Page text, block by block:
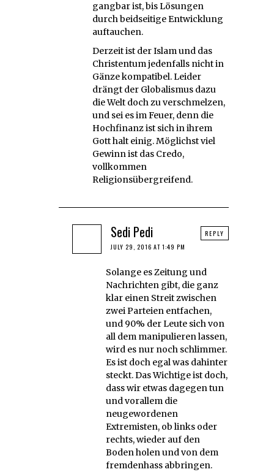
gangbar ist, bis Lösungen
durch beidseitige Entwicklung
auftauchen.
Derzeit ist der Islam und das
Christentum jedenfalls nicht in
Gänze kompatibel. Leider
drängt der Globalismus dazu
die Welt doch zu verschmelzen,
und sei es im Feuer, denn die
Hochfinanz ist sich in ihrem
Gott halt einig. Möglichst viel
Gewinn ist das Credo,
vollkommen
Religionsübergreifend.
Sedi Pedi
JULY 29, 2016 AT 1:49 PM
Solange es Zeitung und
Nachrichten gibt, die ganz
klar einen Streit zwischen
zwei Parteien entfachen,
und 90% der Leute sich von
all dem manipulieren lassen,
wird es nur noch schlimmer.
Es ist doch egal was dahinter
steckt. Das Wichtige ist doch,
dass wir etwas dagegen tun
und vorallem die
neugewordenen
Extremisten, ob links oder
rechts, wieder auf den
Boden holen und von dem
fremdenhass abbringen.
REPLY